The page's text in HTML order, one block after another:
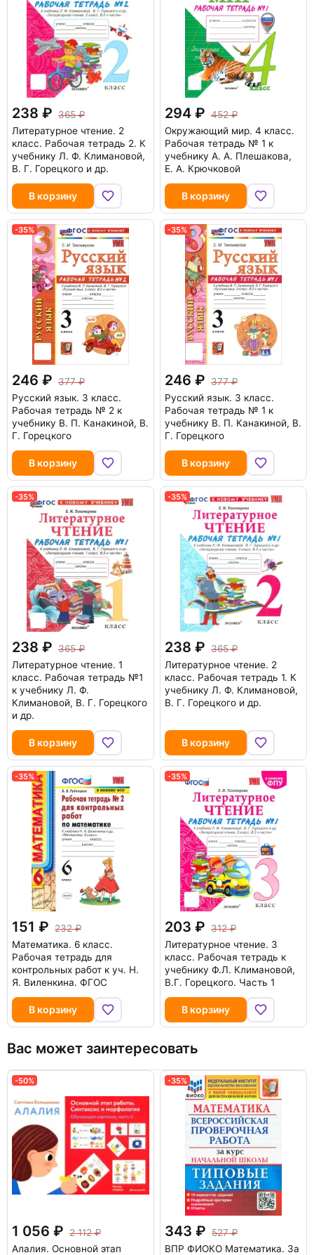
238
365
Литературное чтение. 2
класс. Рабочая тетрадь 2. К
учебнику Л. Ф. Климановой,
В. Г. Горецкого и др.
В корзину
294
452
Окружающий мир. 4 класс.
Рабочая тетрадь № 1 к
учебнику А. А. Плешакова,
Е. А. Крючковой
В корзину
-35%
246
377
Русский язык. 3 класс.
Рабочая тетрадь № 2 к
учебнику В. П. Канакиной, В.
Г. Горецкого
В корзину
-35%
246
377
Русский язык. 3 класс.
Рабочая тетрадь № 1 к
учебнику В. П. Канакиной, В.
Г. Горецкого
В корзину
-35%
238
365
Литературное чтение. 1
класс. Рабочая тетрадь №1
к учебнику Л. Ф.
Климановой, В. Г. Горецкого
и др.
В корзину
-35%
238
365
Литературное чтение. 2
класс. Рабочая тетрадь 1. К
учебнику Л. Ф. Климановой,
В. Г. Горецкого и др.
В корзину
-35%
151
232
Математика. 6 класс.
Рабочая тетрадь для
контрольных работ к уч. Н.
Я. Виленкина. ФГОС
В корзину
-35%
203
312
Литературное чтение. 3
класс. Рабочая тетрадь к
учебнику Ф.Л. Климановой,
В.Г. Горецкого. Часть 1
В корзину
Вас может заинтересовать
-50%
1 056
2 112
Алалия. Основной этап
-35%
343
527
ВПР ФИОКО Математика. За